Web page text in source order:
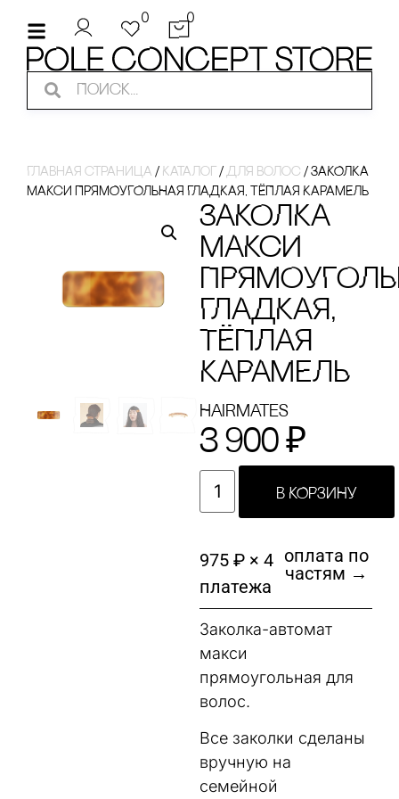
0 0
Главная страница / Каталог / Для волос / ЗАКОЛКА
МАКсИ ПРЯМОУГОЛЬНАЯ ГЛАДКАЯ, ТЁПЛАЯ КАРАМЕЛЬ
ЗАКОЛКА
МАКсИ
ГЛАДКАЯ,
ТЁПЛАЯ
КАРАМЕЛЬ
Hairmates
3 900 ₽
В КОРЗИНУ
975 ₽ × 4
платежа
оплата по
частям →
Заколка-автомат
макси
прямоугольная для
волос.
Все заколки сделаны
вручную на
семейной